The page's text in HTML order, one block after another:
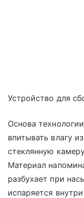
Устройство для
Основа
впитывать влагу
стеклянную
Материал
разбухает при
испаряется